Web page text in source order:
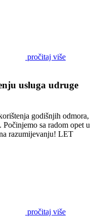
pročitaj više
usluga udruge
godišnjih odmora,
sa radom opet u
razumijevanju! LET
pročitaj više